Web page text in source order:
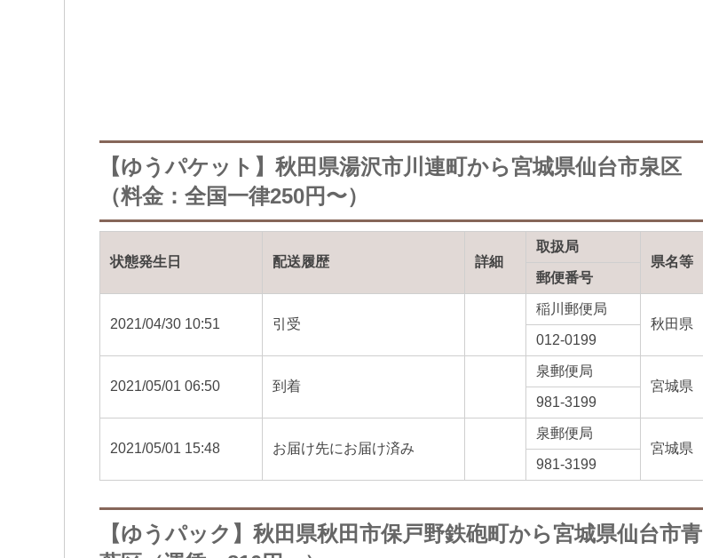
【ゆうパケット】秋田県湯沢市川連町から宮城県仙台市泉区
（料金：全国一律250円〜）
状態発生日 配送履歴 詳細
取扱局
県名等
郵便番号
2021/04/30 10:51 引受
稲川郵便局
秋田県
012-0199
2021/05/01 06:50 到着
泉郵便局
宮城県
981-3199
2021/05/01 15:48 お届け先にお届け済み
泉郵便局
宮城県
981-3199
【ゆうパック】秋田県秋田市保戸野鉄砲町から宮城県仙台市青